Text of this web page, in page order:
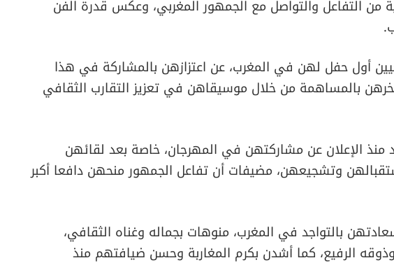
التفاعل والتواصل مع الجمهور المغربي، وعكس قدرة الفن
أحيين أول حفل لهن في المغرب، عن اعتزازهن بالمشاركة في هذا
بالمساهمة من خلال موسيقاهن في تعزيز التقارب الثقافي
منذ الإعلان عن مشاركتهن في المهرجان، خاصة بعد لقائهن
وتشجيعهن، مضيفات أن تفاعل الجمهور منحهن دافعا أكبر
بالتواجد في المغرب، منوهات بجماله وغناه الثقافي،
الرفيع، كما أشدن بكرم المغاربة وحسن ضيافتهم منذ